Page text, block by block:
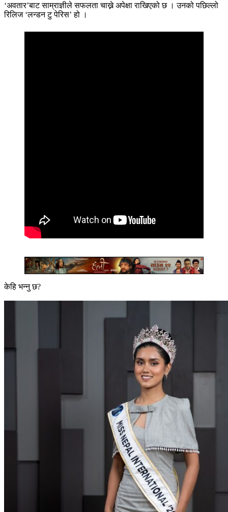
‘अवतार’बाट साम्राज्ञीले सफलता चाख्ने अपेक्षा राखिएको छ । उनको पछिल्लो
रिलिज ‘लन्डन टु पेरिस’ हो ।
केहि भन्नु छ?